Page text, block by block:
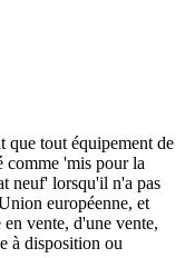
tout équipement de
comme 'mis pour la
neuf' lorsqu'il n'a pas
européenne, et
vente, d'une vente,
à disposition ou